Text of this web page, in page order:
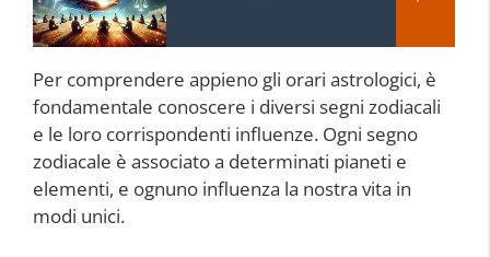
Per comprendere appieno gli orari astrologici, è
fondamentale conoscere i diversi segni zodiacali
e le loro corrispondenti influenze. Ogni segno
zodiacale è associato a determinati pianeti e
elementi, e ognuno influenza la nostra vita in
modi unici.